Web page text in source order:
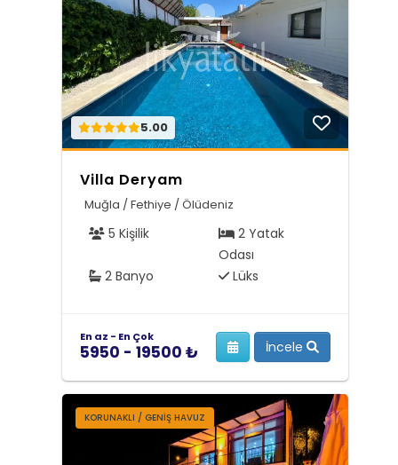
5.00
Villa Deryam
Muğla / Fethiye / Ölüdeniz
5 Kişilik
2 Yatak
Odası
2 Banyo
Lüks
En az - En Çok
5950 - 19500 ₺ İncele
KORUNAKLI / GENIŞ HAVUZ